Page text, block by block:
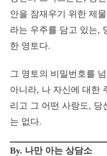
안을 잠재우기 위한 제
라는 우주를 담고 있는,
한 영토다.
그 영토의 비밀번호를
아니라, 나 자신에 대한
리고 그 어떤 사랑도, 당
는 없다.
By. 나만 아는 상담소